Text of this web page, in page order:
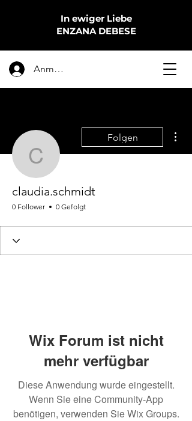
In ewiger Liebe
ENZANA DEBESE
Anmelden
claudia.schmidt
Folgen
claudia.schmidt
0 Follower 0 Gefolgt
Wix Forum ist nicht
mehr verfügbar
Diese Anwendung wurde eingestellt.
Wenn Sie eine Community-App
benötigen, verwenden Sie Wix Groups.